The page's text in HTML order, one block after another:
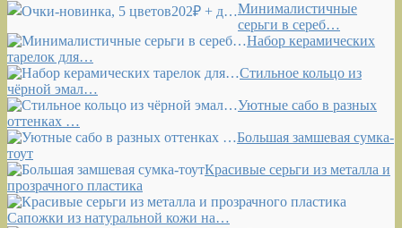
Минималистичные
серьги в сереб…
Набор керамических
тарелок для…
Стильное кольцо из
чёрной эмал…
Уютные сабо в разных
оттенках …
Большая замшевая сумка-
тоут
Красивые серьги из металла и
прозрачного пластика
Сапожки из натуральной кожи на…